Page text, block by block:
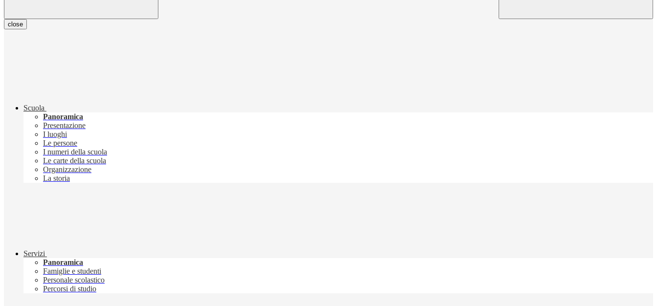
close
Scuola
Panoramica
Presentazione
I luoghi
Le persone
I numeri della scuola
Le carte della scuola
Organizzazione
La storia
Servizi
Panoramica
Famiglie e studenti
Personale scolastico
Percorsi di studio